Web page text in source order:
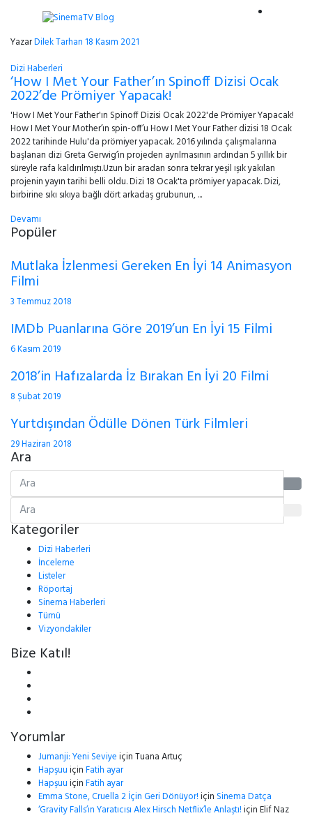
YazarDilek Tarhan 18 Kasım 2021
Dizi Haberleri
‘How I Met Your Father’ın Spinoff Dizisi Ocak
2022’de Prömiyer Yapacak!
'How I Met Your Father'ın Spinoff Dizisi Ocak 2022'de Prömiyer Yapacak!
How I Met Your Mother’ın spin-off’u How I Met Your Father dizisi 18 Ocak
2022 tarihinde Hulu'da prömiyer yapacak. 2016 yılında çalışmalarına
başlanan dizi Greta Gerwig’in projeden ayrılmasının ardından 5 yıllık bir
süreyle rafa kaldırılmıştı.Uzun bir aradan sonra tekrar yeşil ışık yakılan
projenin yayın tarihi belli oldu. Dizi 18 Ocak'ta prömiyer yapacak. Dizi,
birbirine sıkı sıkıya bağlı dört arkadaş grubunun, ...
Devamı
Popüler
Mutlaka İzlenmesi Gereken En İyi 14 Animasyon
Filmi
3 Temmuz 2018
IMDb Puanlarına Göre 2019’un En İyi 15 Filmi
6 Kasım 2019
2018’in Hafızalarda İz Bırakan En İyi 20 Filmi
8 Şubat 2019
Yurtdışından Ödülle Dönen Türk Filmleri
29 Haziran 2018
Ara
Kategoriler
Dizi Haberleri
İnceleme
Listeler
Röportaj
Sinema Haberleri
Tümü
Vizyondakiler
Bize Katıl!
Yorumlar
Jumanji: Yeni SeviyeiçinTuana Artuç
HapşuuiçinFatih ayar
HapşuuiçinFatih ayar
Emma Stone, Cruella 2 İçin Geri Dönüyor!için Sinema Datça
‘Gravity Falls’ın Yaratıcısı Alex Hirsch Netflix’le Anlaştı!içinElif Naz